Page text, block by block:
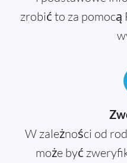
zrobić to za pomocą
W zależności od
może być